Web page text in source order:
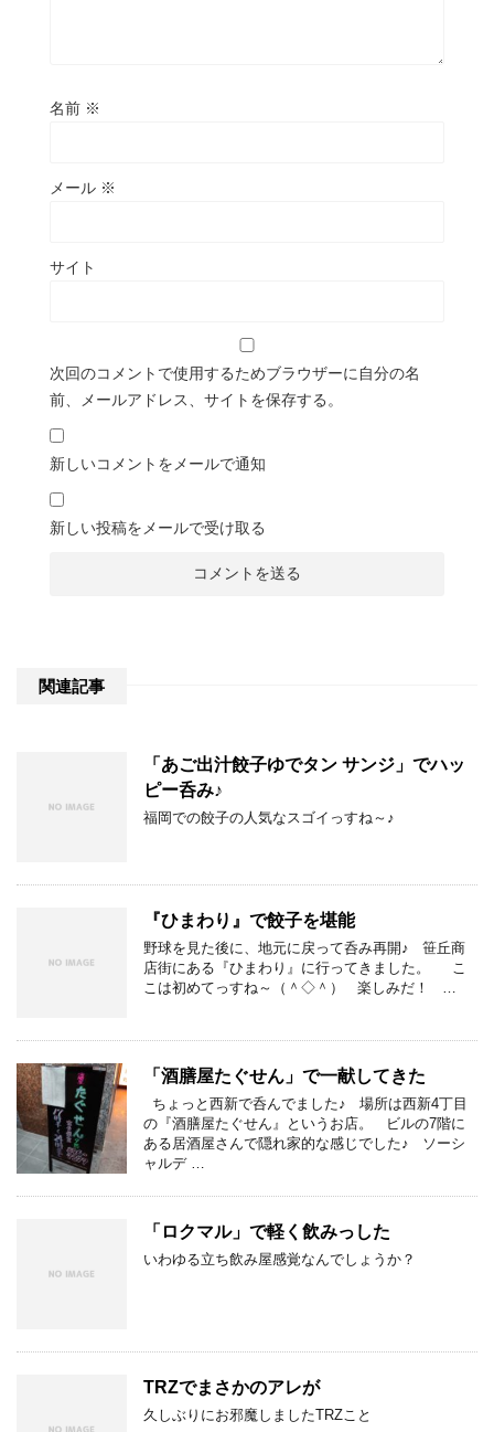
名前 ※
メール ※
サイト
次回のコメントで使用するためブラウザーに自分の名
前、メールアドレス、サイトを保存する。
新しいコメントをメールで通知
新しい投稿をメールで受け取る
関連記事
「あご出汁餃子ゆでタン サンジ」でハッ
ピー呑み♪
福岡での餃子の人気なスゴイっすね～♪
『ひまわり』で餃子を堪能
野球を見た後に、地元に戻って呑み再開♪ 笹丘商
店街にある『ひまわり』に行ってきました。 こ
こは初めてっすね～（＾◇＾） 楽しみだ！ …
「酒膳屋たぐせん」で一献してきた
ちょっと西新で呑んでました♪ 場所は西新4丁目
の『酒膳屋たぐせん』というお店。 ビルの7階に
ある居酒屋さんで隠れ家的な感じでした♪ ソーシ
ャルデ …
「ロクマル」で軽く飲みっした
いわゆる立ち飲み屋感覚なんでしょうか？
TRZでまさかのアレが
久しぶりにお邪魔しましたTRZこと